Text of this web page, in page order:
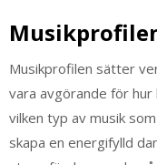
Musikprofilen sätter
vara avgörande för hur
vilken typ av musik
skapa en energifylld